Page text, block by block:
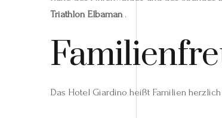
Triathlon Elbaman.
Das Hotel Giardino heißt Familien